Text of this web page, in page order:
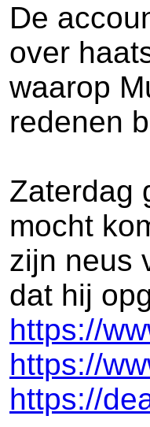
De
over
waarop
redenen
Zaterdag
mocht
zijn neus
dat hij
https://
https://
https://